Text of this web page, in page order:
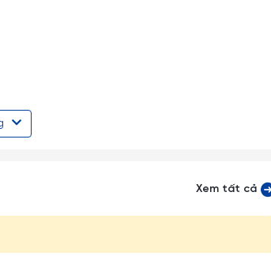
dùng cho các loại vang trắng hay các dòng rượu
Xem tất cả